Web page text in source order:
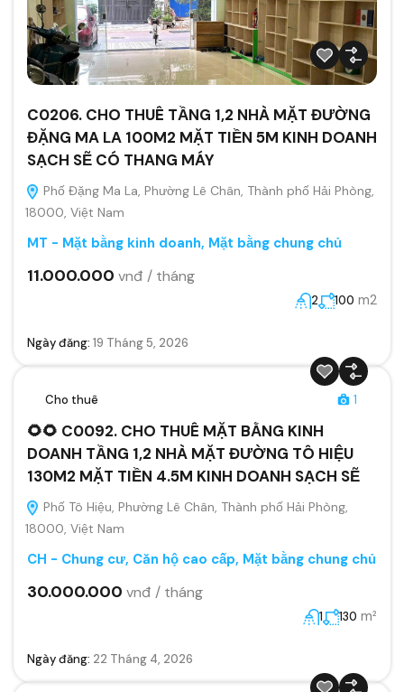
C0206. CHO THUÊ TẦNG 1,2 NHÀ MẶT ĐƯỜNG
ĐẶNG MA LA 100M2 MẶT TIỀN 5M KINH DOANH
SẠCH SẼ CÓ THANG MÁY
Phố Đặng Ma La, Phường Lê Chân, Thành phố Hải Phòng,
18000, Việt Nam
MT - Mặt bằng kinh doanh, Mặt bằng chung chủ
11.000.000 vnđ / tháng
2 100 m2
Ngày đăng: 19 Tháng 5, 2026
Cho thuê 1
🌻🌻 C0092. CHO THUÊ MẶT BẰNG KINH
DOANH TẦNG 1,2 NHÀ MẶT ĐƯỜNG TÔ HIỆU
130M2 MẶT TIỀN 4.5M KINH DOANH SẠCH SẼ
Phố Tô Hiệu, Phường Lê Chân, Thành phố Hải Phòng,
18000, Việt Nam
CH - Chung cư, Căn hộ cao cấp, Mặt bằng chung chủ
30.000.000 vnđ / tháng
1 130 m²
Ngày đăng: 22 Tháng 4, 2026